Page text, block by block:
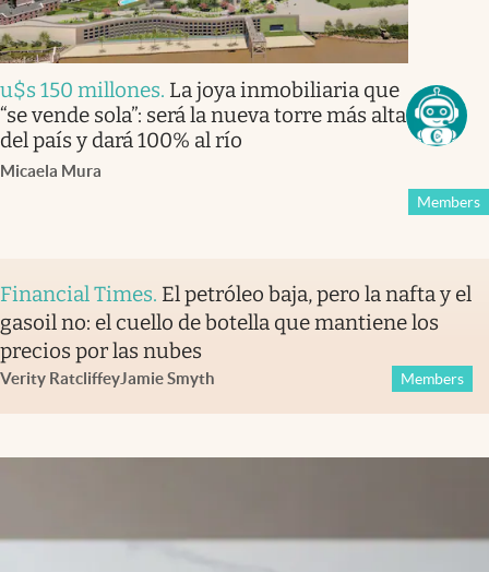
u$s 150 millones. La joya inmobiliaria que
“se vende sola”: será la nueva torre más alta
del país y dará 100% al río
Micaela Mura
Members
Financial Times. El petróleo baja, pero la nafta y el
gasoil no: el cuello de botella que mantiene los
precios por las nubes
Verity RatcliffeyJamie Smyth Members